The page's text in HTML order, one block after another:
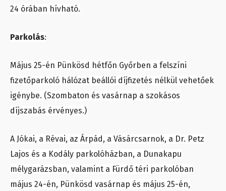
24 órában hívható.
Parkolás:
Május 25-én Pünkösd hétfőn Győrben a felszíni
fizetőparkoló hálózat beállói díjfizetés nélkül vehetőek
igénybe. (Szombaton és vasárnap a szokásos
díjszabás érvényes.)
A Jókai, a Révai, az Árpád, a Vásárcsarnok, a Dr. Petz
Lajos és a Kodály parkolóházban, a Dunakapu
mélygarázsban, valamint a Fürdő téri parkolóban
május 24-én, Pünkösd vasárnap és május 25-én,